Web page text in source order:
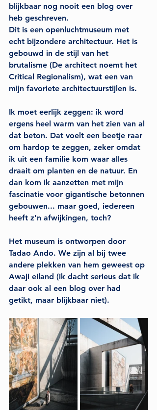
blijkbaar nog nooit een blog over
heb geschreven.
Dit is een openluchtmuseum met
echt bijzondere architectuur. Het is
gebouwd in de stijl van het
brutalisme (De architect noemt het
Critical Regionalism), wat een van
mijn favoriete architectuurstijlen is.
Ik moet eerlijk zeggen: ik word
ergens heel warm van het zien van al
dat beton. Dat voelt een beetje raar
om hardop te zeggen, zeker omdat
ik uit een familie kom waar alles
draait om planten en de natuur. En
dan kom ik aanzetten met mijn
fascinatie voor gigantische betonnen
gebouwen... maar goed, iedereen
heeft z'n afwijkingen, toch?
Het museum is ontworpen door
Tadao Ando. We zijn al bij twee
andere plekken van hem geweest op
Awaji eiland (ik dacht serieus dat ik
daar ook al een blog over had
getikt, maar blijkbaar niet).